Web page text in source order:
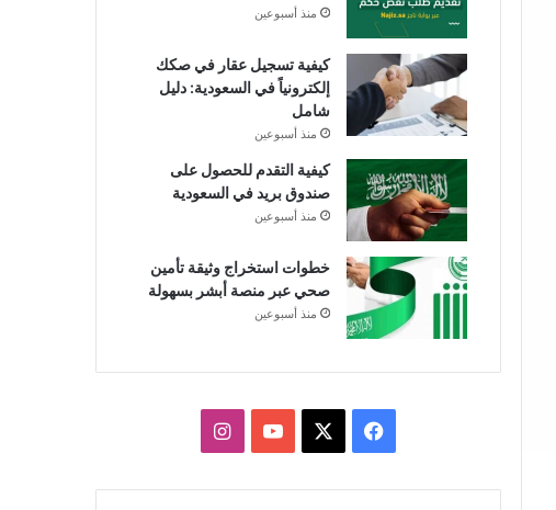
منذ أسبوعين
كيفية تسجيل عقار في صكك
إلكترونياً في السعودية: دليل
شامل
منذ أسبوعين
كيفية التقدم للحصول على
صندوق بريد في السعودية
منذ أسبوعين
خطوات استخراج وثيقة تأمين
صحي عبر منصة أبشر بسهولة
منذ أسبوعين
فيسبوك يوتيوبانستقرام